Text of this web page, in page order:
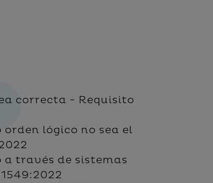
correcta - Requisito
lógico no sea el
través de sistemas